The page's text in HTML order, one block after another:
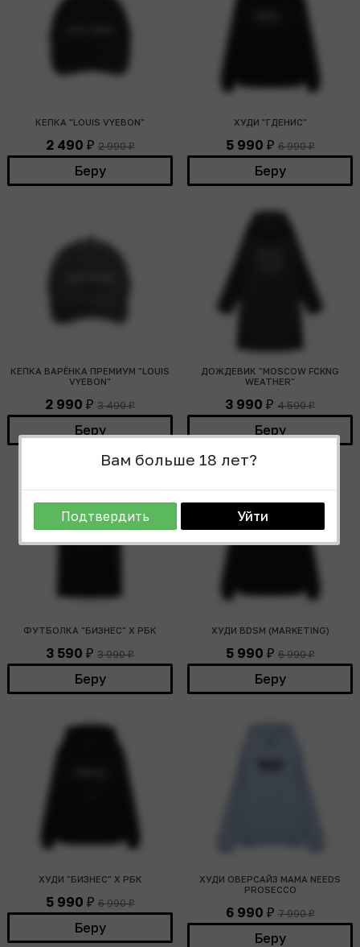
Вам больше 18 лет?
Подтвердить Уйти
КЕПКА "LOUIS VYEBON"
2 490 ₽ 2 990₽
Беру
ХУДИ "ГДЕНИС"
5 990 ₽ 6 990₽
Беру
КЕПКА ВАРЁНКА ПРЕМИУМ "LOUIS
VYEBON"
2 990 ₽ 3 490₽
Беру
ДОЖДЕВИК "MOSCOW FCKNG
WEATHER"
3 990 ₽ 4 590₽
Беру
ФУТБОЛКА "БИЗНЕС" Х РБК
3 590 ₽ 3 990₽
Беру
ХУДИ BDSM (MARKETING)
5 990 ₽ 6 990₽
Беру
ХУДИ "БИЗНЕС" Х РБК
5 990 ₽ 6 990₽
Беру
ХУДИ ОВЕРСАЙЗ MAMA NEEDS
PROSECCO
6 990 ₽ 7 990₽
Беру